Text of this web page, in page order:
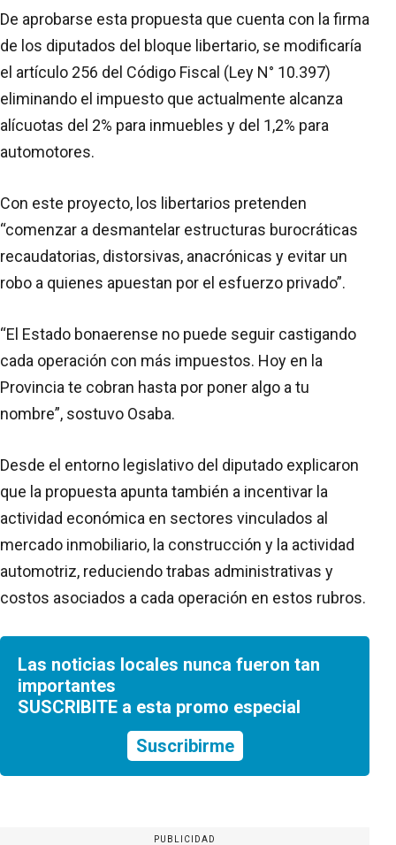
De aprobarse esta propuesta que cuenta con la firma
de los diputados del bloque libertario, se modificaría
el artículo 256 del Código Fiscal (Ley N° 10.397)
eliminando el impuesto que actualmente alcanza
alícuotas del 2% para inmuebles y del 1,2% para
automotores.
Con este proyecto, los libertarios pretenden
“comenzar a desmantelar estructuras burocráticas
recaudatorias, distorsivas, anacrónicas y evitar un
robo a quienes apuestan por el esfuerzo privado”.
“El Estado bonaerense no puede seguir castigando
cada operación con más impuestos. Hoy en la
Provincia te cobran hasta por poner algo a tu
nombre”, sostuvo Osaba.
Desde el entorno legislativo del diputado explicaron
que la propuesta apunta también a incentivar la
actividad económica en sectores vinculados al
mercado inmobiliario, la construcción y la actividad
automotriz, reduciendo trabas administrativas y
costos asociados a cada operación en estos rubros.
Las noticias locales nunca fueron tan
importantes
SUSCRIBITE a esta promo especial
Suscribirme
PUBLICIDAD